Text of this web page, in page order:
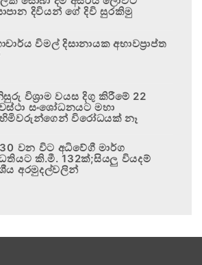
දිවියන් ගේ දිවි සුරකිමු
විමල් දිසානායක අභාවප්‍රාප්ත
විශ්‍රාම වයස දිගු කිරීමේ 22
සංශෝධනයට මහා
විරෝධයක් නෑ
වන විට අධිවේගී මාර්ග
කි.මී. 132ක්;සියලු වියදම්
අරමුදල්වලින්